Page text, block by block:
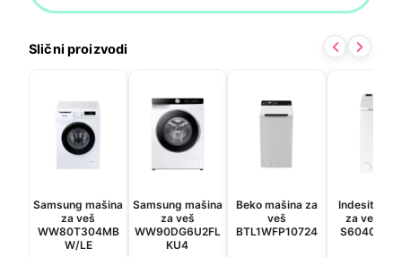
Slični proizvodi
Samsung mašina
za veš
WW80T304MB
W/LE
Samsung mašina
za veš
WW90DG6U2FL
KU4
Beko mašina za
veš
BTL1WFP10724
Indesit
za veš
S60400